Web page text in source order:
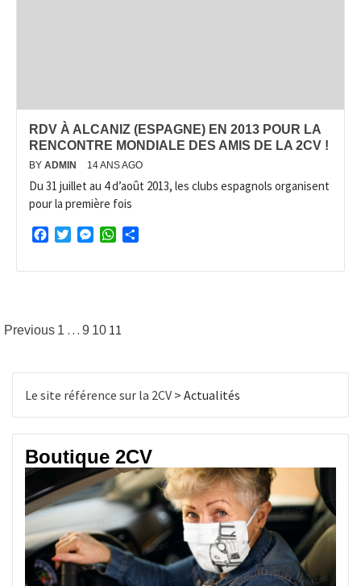
RDV À ALCANIZ (ESPAGNE) EN 2013 POUR LA
RENCONTRE MONDIALE DES AMIS DE LA 2CV !
BY ADMIN 14 ANS AGO
Du 31 juillet au 4 d’août 2013, les clubs espagnols organisent
pour la première fois
FacebookTwitterMessengerWhatsApp
Pagination
publications
Previous 1 … 9 10 11
Le site référence sur la 2CV > Actualités
Boutique 2CV